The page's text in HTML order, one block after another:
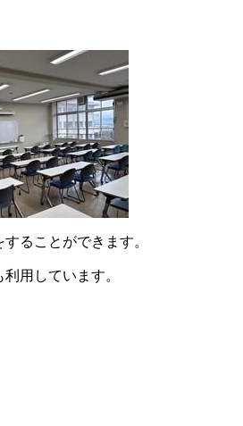
ることができます。
用しています。